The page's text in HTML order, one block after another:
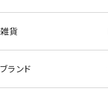
雑貨
ブランド